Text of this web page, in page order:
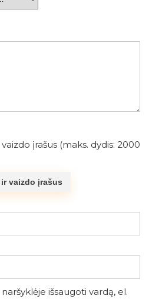
įrašus (maks. dydis: 2000
vaizdo įrašus
išsaugoti vardą, el.